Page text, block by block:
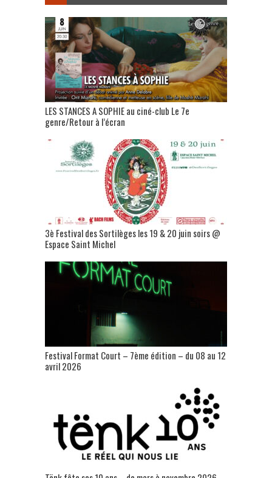
LES STANCES A SOPHIE au ciné-club Le 7e
genre/Retour à l’écran
3è Festival des Sortilèges les 19 & 20 juin soirs @
Espace Saint Michel
Festival Format Court – 7ème édition – du 08 au 12
avril 2026